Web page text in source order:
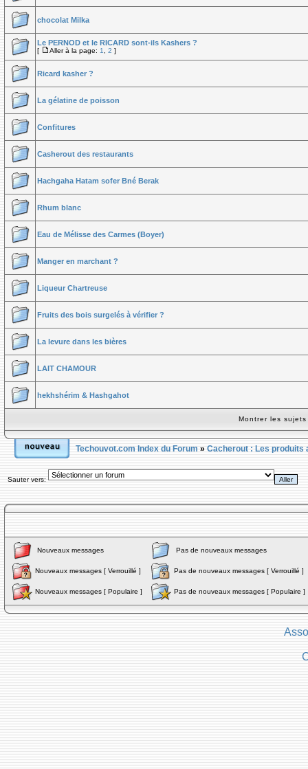
chocolat Milka
Le PERNOD et le RICARD sont-ils Kashers ?
[ Aller à la page: 1 2 ]
Ricard kasher ?
La gélatine de poisson
Confitures
Casherout des restaurants
Hachgaha Hatam sofer Bné Berak
Rhum blanc
Eau de Mélisse des Carmes (Boyer)
Manger en marchant ?
Liqueur Chartreuse
Fruits des bois surgelés à vérifier ?
La levure dans les bières
LAIT CHAMOUR
hekhshérim & Hashgahot
Montrer les
Techouvot.com Index du Forum » Cacherout : Les produits
Sauter vers:
Nouveaux messages Pas de nouveaux messages
Nouveaux messages [ Verrouillé ] Pas de nouveaux messages [ Verrouillé ]
Nouveaux messages [ Populaire ] Pas de nouveaux messages [ Populaire ]